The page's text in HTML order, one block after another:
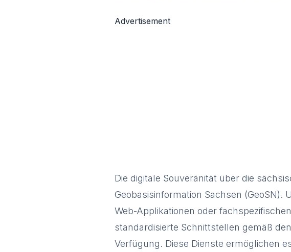
Advertisement
Die digitale Souveränität über die
Geobasisinformation Sachsen
Web-Applikationen oder
standardisierte Schnittstellen gemäß
Verfügung. Diese Dienste ermöglichen